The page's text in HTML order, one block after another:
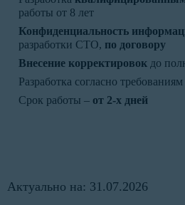
работы от 8 лет
Конфиденциальность
разработки СТО, по договору
Внесение корректировок до
Разработка согласно требованиям
Срок работы – от 2-х дней
Актуально на: 31.07.2026